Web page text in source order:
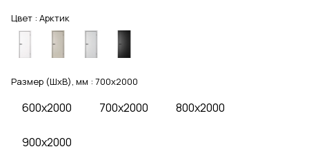
Цвет : Арктик
Размер (ШхВ), мм : 700x2000
600x2000 700x2000 800x2000
900x2000